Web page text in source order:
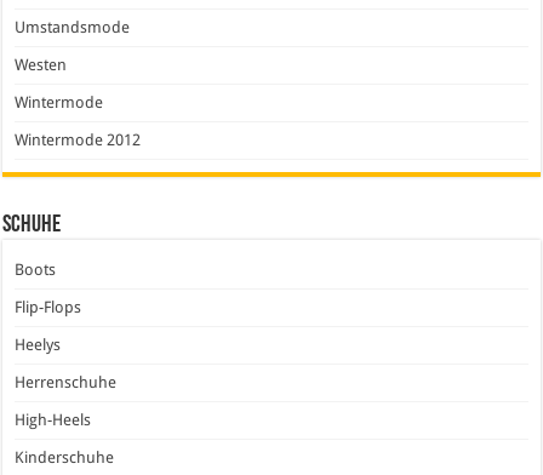
Umstandsmode
Westen
Wintermode
Wintermode 2012
Schuhe
Boots
Flip-Flops
Heelys
Herrenschuhe
High-Heels
Kinderschuhe